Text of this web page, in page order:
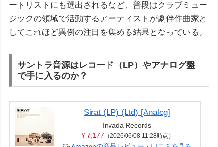
ートリストにも選出されるなど、普段はクラブミュー
ジックの領域で活動するアーティストが劇伴作曲家と
してこれほど異例の注目を集める結果となっている。
サントラ音源はレコード（LP）やアナログ盤
で手に入るのか？
Sirat (LP) (Ltd) [Analog]
Invada Records
￥7,177 （2026/06/08 11:28時点）